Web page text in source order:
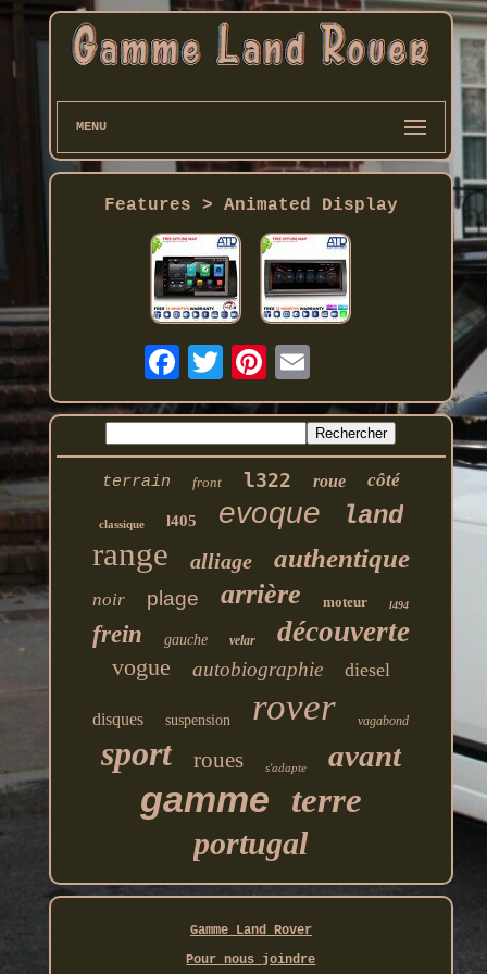
MENU
Features > Animated Display
terrain front l322 roue côté
classique l405 evoque land
range alliage authentique
noir plage arrière moteur l494
frein gauche velar découverte
vogue autobiographie diesel
disques suspension rover vagabond
sport roues s'adapte avant
gamme terre
portugal
Gamme Land Rover
Pour nous joindre